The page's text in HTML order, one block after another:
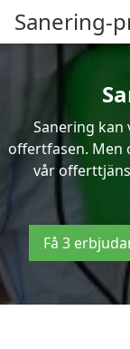
Sanering-
Sanering kan
offertfasen. Men
vår
Få 3